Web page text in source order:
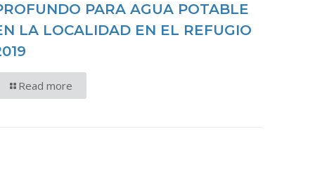
PARA AGUA POTABLE
LA LOCALIDAD EN EL REFUGIO
Read more